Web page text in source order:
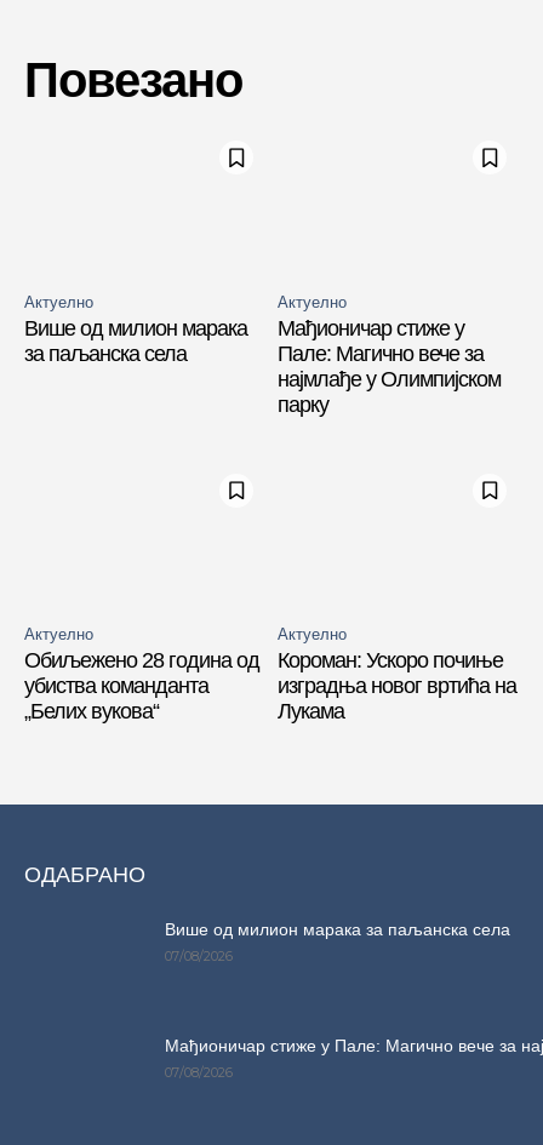
Повезано
Актуелно
Више од милион марака
за паљанска села
Актуелно
Мађионичар стиже у
Пале: Магично вече за
најмлађе у Олимпијском
парку
Актуелно
Обиљежено 28 година од
убиства команданта
„Белих вукова“
Актуелно
Короман: Ускоро почиње
изградња новог вртића на
Лукама
ОДАБРАНО
Више од милион марака за паљанска села
07/08/2026
Мађионичар стиже у Пале: Магично вече за
07/08/2026